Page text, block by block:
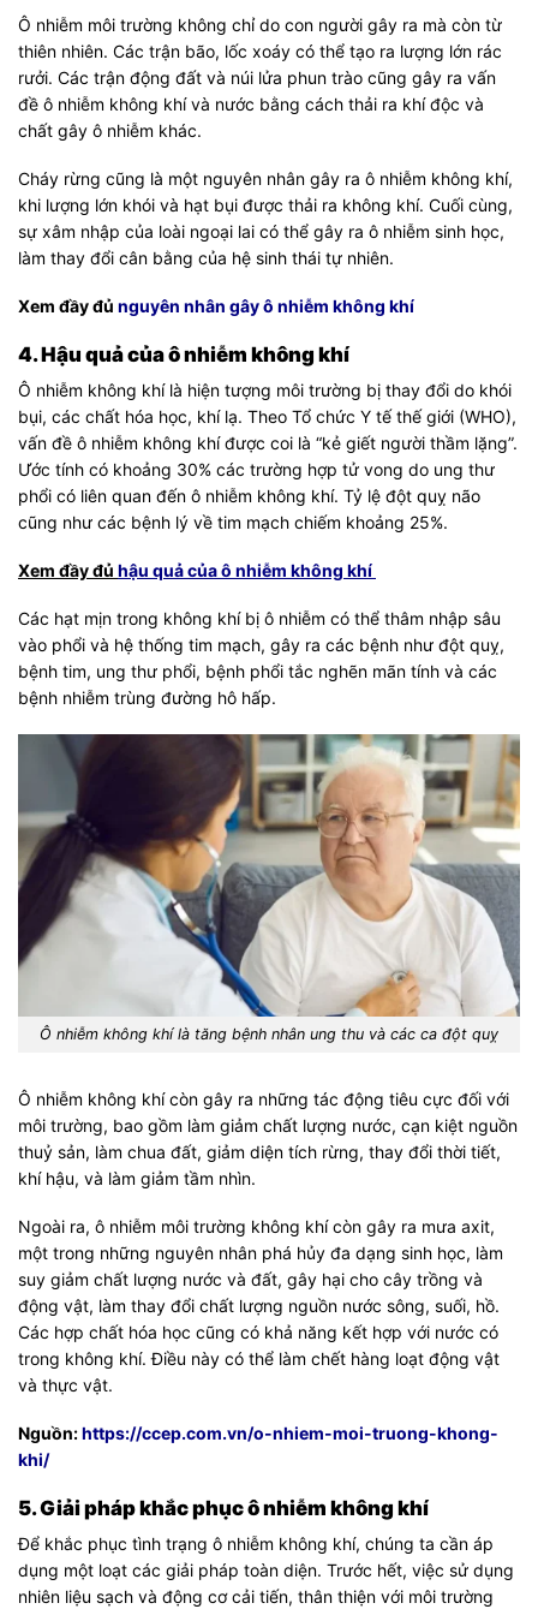
Ô nhiễm môi trường không chỉ do con người gây ra mà còn từ
thiên nhiên. Các trận bão, lốc xoáy có thể tạo ra lượng lớn rác
rưởi. Các trận động đất và núi lửa phun trào cũng gây ra vấn
đề ô nhiễm không khí và nước bằng cách thải ra khí độc và
chất gây ô nhiễm khác.
Cháy rừng cũng là một nguyên nhân gây ra ô nhiễm không khí,
khi lượng lớn khói và hạt bụi được thải ra không khí. Cuối cùng,
sự xâm nhập của loài ngoại lai có thể gây ra ô nhiễm sinh học,
làm thay đổi cân bằng của hệ sinh thái tự nhiên.
Xem đầy đủ nguyên nhân gây ô nhiễm không khí
4. Hậu quả của ô nhiễm không khí
Ô nhiễm không khí là hiện tượng môi trường bị thay đổi do khói
bụi, các chất hóa học, khí lạ. Theo Tổ chức Y tế thế giới (WHO),
vấn đề ô nhiễm không khí được coi là “kẻ giết người thầm lặng”.
Ước tính có khoảng 30% các trường hợp tử vong do ung thư
phổi có liên quan đến ô nhiễm không khí. Tỷ lệ đột quỵ não
cũng như các bệnh lý về tim mạch chiếm khoảng 25%.
Xem đầy đủ hậu quả của ô nhiễm không khí
Các hạt mịn trong không khí bị ô nhiễm có thể thâm nhập sâu
vào phổi và hệ thống tim mạch, gây ra các bệnh như đột quỵ,
bệnh tim, ung thư phổi, bệnh phổi tắc nghẽn mãn tính và các
bệnh nhiễm trùng đường hô hấp.
Ô nhiễm không khí là tăng bệnh nhân ung thu và các ca đột quỵ
Ô nhiễm không khí còn gây ra những tác động tiêu cực đối với
môi trường, bao gồm làm giảm chất lượng nước, cạn kiệt nguồn
thuỷ sản, làm chua đất, giảm diện tích rừng, thay đổi thời tiết,
khí hậu, và làm giảm tầm nhìn.
Ngoài ra, ô nhiễm môi trường không khí còn gây ra mưa axit,
một trong những nguyên nhân phá hủy đa dạng sinh học, làm
suy giảm chất lượng nước và đất, gây hại cho cây trồng và
động vật, làm thay đổi chất lượng nguồn nước sông, suối, hồ.
Các hợp chất hóa học cũng có khả năng kết hợp với nước có
trong không khí. Điều này có thể làm chết hàng loạt động vật
và thực vật.
Nguồn:https://ccep.com.vn/o-nhiem-moi-truong-khong-
khi/
5. Giải pháp khắc phục ô nhiễm không khí
Để khắc phục tình trạng ô nhiễm không khí, chúng ta cần áp
dụng một loạt các giải pháp toàn diện. Trước hết, việc sử dụng
nhiên liệu sạch và động cơ cải tiến, thân thiện với môi trường